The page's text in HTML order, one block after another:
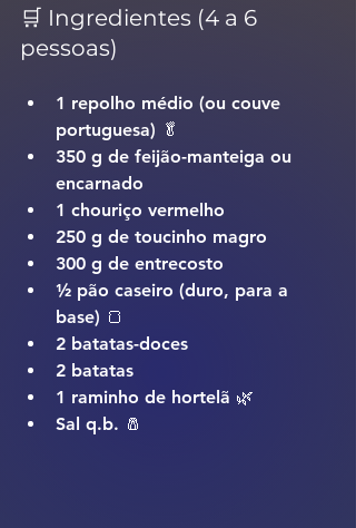
🛒 Ingredientes (4 a 6
pessoas)
1 repolho médio (ou couve
portuguesa) 🥬
350 g de feijão-manteiga ou
encarnado
1 chouriço vermelho
250 g de toucinho magro
300 g de entrecosto
½ pão caseiro (duro, para a
base) 🍞
2 batatas-doces
2 batatas
1 raminho de hortelã 🌿
Sal q.b. 🧂